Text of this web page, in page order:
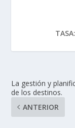
TASA:
La gestión y
de los destinos.
ANTERIOR